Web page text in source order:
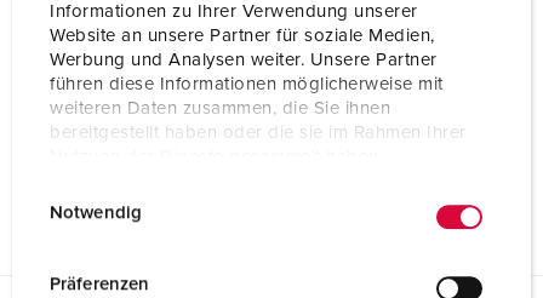
Informationen zu Ihrer Verwendung unserer
Website an unsere Partner für soziale Medien,
Werbung und Analysen weiter. Unsere Partner
führen diese Informationen möglicherweise mit
weiteren Daten zusammen, die Sie ihnen
bereitgestellt haben oder die sie im Rahmen Ihrer
Notwendig
Präferenzen